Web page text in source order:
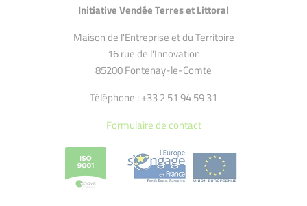
Initiative Vendée Terres et Littoral
Maison de l'Entreprise et du Territoire
16 rue de l'Innovation
85200 Fontenay-le-Comte
Téléphone : +33 2 51 94 59 31
Formulaire de contact